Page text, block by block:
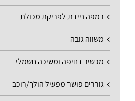
רמפה ניידת לפריקת מכולת
משווה גובה
מכשיר דחיפה ומשיכה חשמלי
גוררים פושר מפעיל הולך/רוכב